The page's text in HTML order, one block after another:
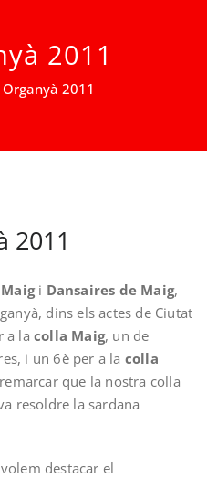
2011
Organyà 2011
2011
Maigi Dansaires de Maig,
dins els actes de Ciutat
a la colla Maig, un de
i un 6è per a la colla
que la nostra colla
resoldre la sardana
destacar el